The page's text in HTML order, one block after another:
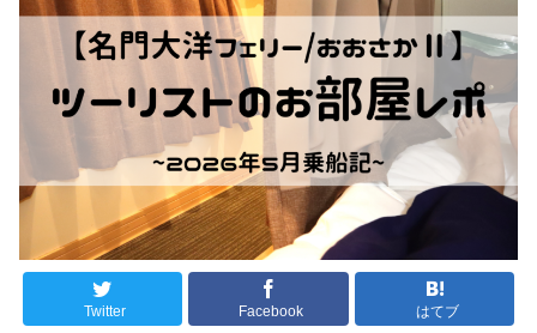
Twitter Facebook はてブ